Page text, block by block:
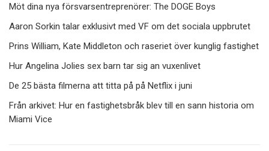
Möt dina nya försvarsentreprenörer: The DOGE Boys
Aaron Sorkin talar exklusivt med VF om det sociala uppbrutet
Prins William, Kate Middleton och raseriet över kunglig fastighet
Hur Angelina Jolies sex barn tar sig an vuxenlivet
De 25 bästa filmerna att titta på på Netflix i juni
Från arkivet: Hur en fastighetsbråk blev till en sann historia om
Miami Vice